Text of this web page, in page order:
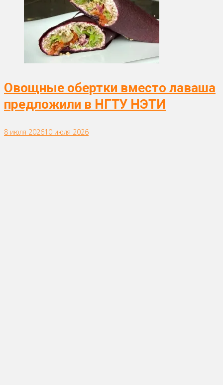
Овощные обертки вместо лаваша
предложили в НГТУ НЭТИ
8 июля 202610 июля 2026